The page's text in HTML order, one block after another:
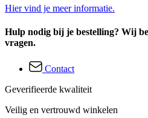
Hier vind je meer informatie.
Hulp nodig bij je bestelling? Wij
vragen.
Contact
Geverifieerde kwaliteit
Veilig en vertrouwd winkelen